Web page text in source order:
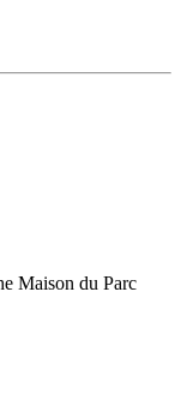
Maison du Parc